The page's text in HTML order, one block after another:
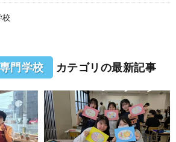
校
門学校 カテゴリの最新記事